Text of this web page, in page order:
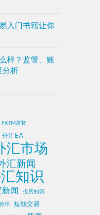
入门书籍让你
样？监管、账
分析
FXTM富拓
外汇EA
汇市场
汇新闻
知识
闻 投资知识
币 短线交易